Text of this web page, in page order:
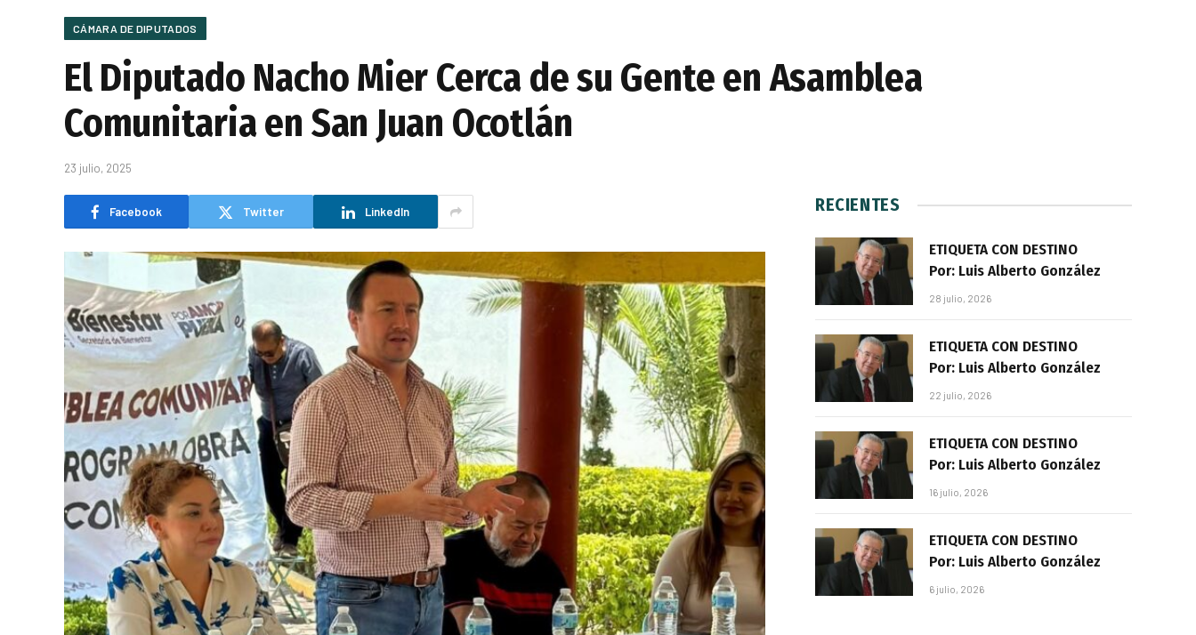
CÁMARA DE DIPUTADOS
El Diputado Nacho Mier Cerca de su Gente en Asamblea
Comunitaria en San Juan Ocotlán
23 julio, 2025
Facebook Twitter LinkedIn RECIENTES
ETIQUETA CON DESTINO
Por: Luis Alberto González
28 julio, 2026
ETIQUETA CON DESTINO
Por: Luis Alberto González
22 julio, 2026
ETIQUETA CON DESTINO
Por: Luis Alberto González
16 julio, 2026
ETIQUETA CON DESTINO
Por: Luis Alberto González
6 julio, 2026